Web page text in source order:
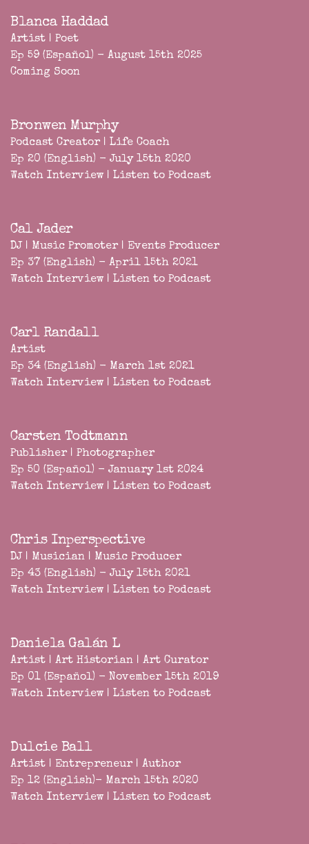
Blanca Haddad
Artist | Poet
Ep 59 (Español) - August 15th 2025
Coming Soon
Bronwen Murphy
Podcast Creator | Life Coach
Ep 20 (English) - July 15th 2020
Watch Interview | Listen to Podcast
Cal Jader
DJ | Music Promoter | Events Producer
Ep 37 (English) - April 15th 2021
Watch Interview | Listen to Podcast
Carl Randall
Artist
Ep 34 (English) - March 1st 2021
Watch Interview | Listen to Podcast
Carsten Todtmann
Publisher | Photographer
Ep 50 (Español) - January 1st 2024
Watch Interview | Listen to Podcast
Chris Inperspective
DJ | Musician | Music Producer
Ep 43 (English) - July 15th 2021
Watch Interview | Listen to Podcast
Daniela Galán L
Artist | Art Historian | Art Curator
Ep 01 (Español) - November 15th 2019
Watch Interview | Listen to Podcast
Dulcie Ball
Artist | Entrepreneur | Author
Ep 12 (English)- March 15th 2020
Watch Interview | Listen to Podcast